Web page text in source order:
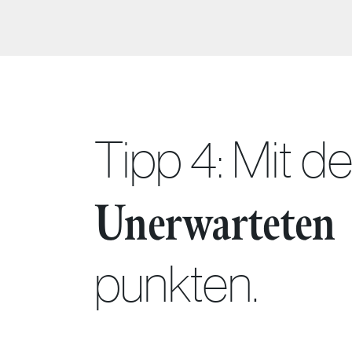
Tipp 4: Mit
Unerwarteten
punkten.